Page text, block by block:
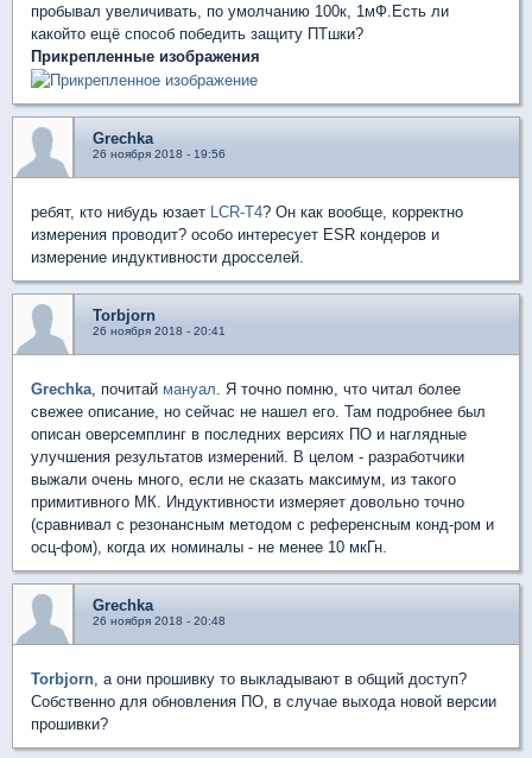
пробывал увеличивать, по умолчанию 100к, 1мФ.Есть ли
какойто ещё способ победить защиту ПТшки?
Прикрепленные изображения
Grechka
26 ноября 2018 - 19:56
ребят, кто нибудь юзает LCR-T4? Он как вообще, корректно
измерения проводит? особо интересует ESR кондеров и
измерение индуктивности дросселей.
Torbjorn
26 ноября 2018 - 20:41
Grechka , почитай мануал . Я точно помню, что читал более
свежее описание, но сейчас не нашел его. Там подробнее был
описан оверсемплинг в последних версиях ПО и наглядные
улучшения результатов измерений. В целом - разработчики
выжали очень много, если не сказать максимум, из такого
примитивного МК. Индуктивности измеряет довольно точно
(сравнивал с резонансным методом с референсным конд-ром и
осц-фом), когда их номиналы - не менее 10 мкГн.
Grechka
26 ноября 2018 - 20:48
Torbjorn , а они прошивку то выкладывают в общий доступ?
Собственно для обновления ПО, в случае выхода новой версии
прошивки?